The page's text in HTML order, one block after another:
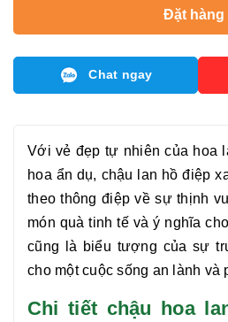
Đặt hàng
Chat ngay
Với vẻ đẹp tự nhiên của hoa
hoa ẩn dụ, chậu
lan hồ điệp
theo thông điệp về sự thịnh
món quà tinh tế và ý nghĩa
cũng là biểu tượng của sự
cho một cuộc sống an lành và
Chi tiết chậu hoa